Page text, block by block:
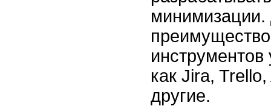
минимизации.
инструментов
как Jira,
другие.